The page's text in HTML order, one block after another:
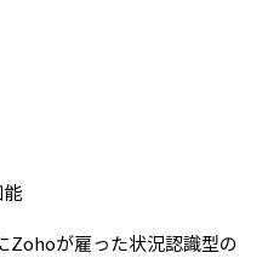
Zohoが雇った状況認識型の